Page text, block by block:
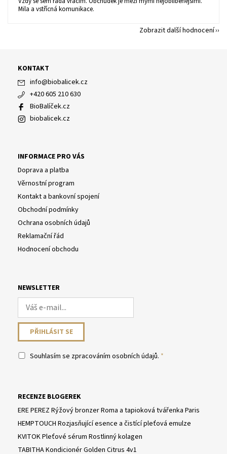
Mila a vstřícná komunikace.
Zobrazit další hodnocení
KONTAKT
info@biobalicek.cz
+420 605 210 630
BioBalíček.cz
biobalicek.cz
INFORMACE PRO VÁS
Doprava a platba
Věrnostní program
Kontakt a bankovní spojení
Obchodní podmínky
Ochrana osobních údajů
Reklamační řád
Hodnocení obchodu
NEWSLETTER
Souhlasím se zpracováním osobních údajů.
RECENZE BLOGEREK
ERE PEREZ Rýžový bronzer Roma a tapioková tvářenka Paris
HEMPTOUCH Rozjasňující esence a čistící pleťová emulze
KVITOK Pleťové sérum Rostlinný kolagen
TABITHA Kondicionér Golden Citrus 4v1